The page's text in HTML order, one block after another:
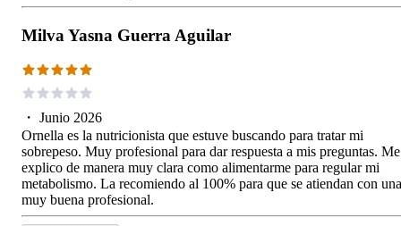
Milva Yasna Guerra Aguilar
・ Junio 2026
Ornella es la nutricionista que estuve buscando para tratar mi
sobrepeso. Muy profesional para dar respuesta a mis preguntas. Me
explico de manera muy clara como alimentarme para regular mi
metabolismo. La recomiendo al 100% para que se atiendan con una
muy buena profesional.